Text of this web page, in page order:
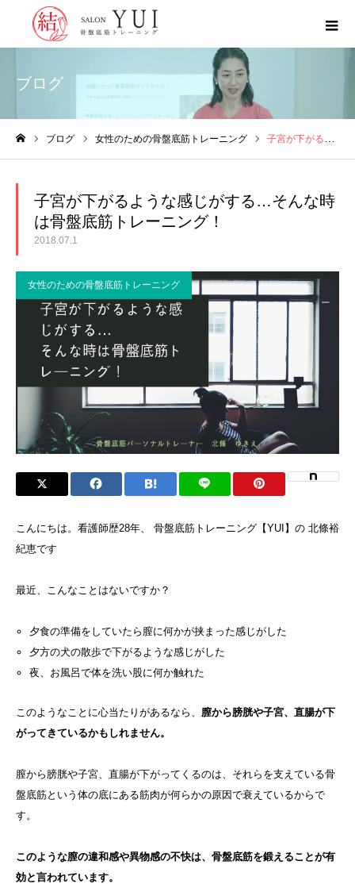
ブログ
ブログ 女性のための骨盤底筋トレーニング 子宮が下がるような感じがする…そんな時は骨盤底筋トレーニング！
子宮が下がるような感じがする…そんな時
は骨盤底筋トレーニング！
2018.07.1
女性のための骨盤底筋トレーニング
こんにちは。看護師歴28年、 骨盤底筋トレーニング【YUI】の 北條裕
紀恵です
最近、こんなことはないですか？
夕食の準備をしていたら膣に何かが挟まった感じがした
夕方の犬の散歩で下がるような感じがした
夜、お風呂で体を洗い股に何か触れた
このようなことに心当たりがあるなら、 膣から膀胱や子宮、直腸が下
がってきているかもしれません。
膣から膀胱や子宮、直腸が下がってくるのは、それらを支えている骨
盤底筋という体の底にある筋肉が何らかの原因で衰えているからで
す。
このような膣の違和感や異物感の不快は、骨盤底筋を鍛えることが有
効と言われています。